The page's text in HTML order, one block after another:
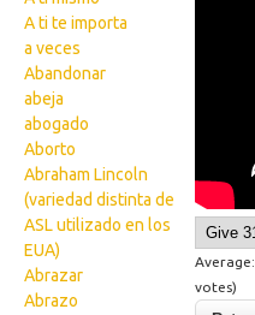
A ti te importa
a veces
Abandonar
abeja
abogado
Aborto
Abraham Lincoln
(variedad distinta de
ASL utilizado en los
EUA)
Abrazar
Abrazo
Average:
votes)